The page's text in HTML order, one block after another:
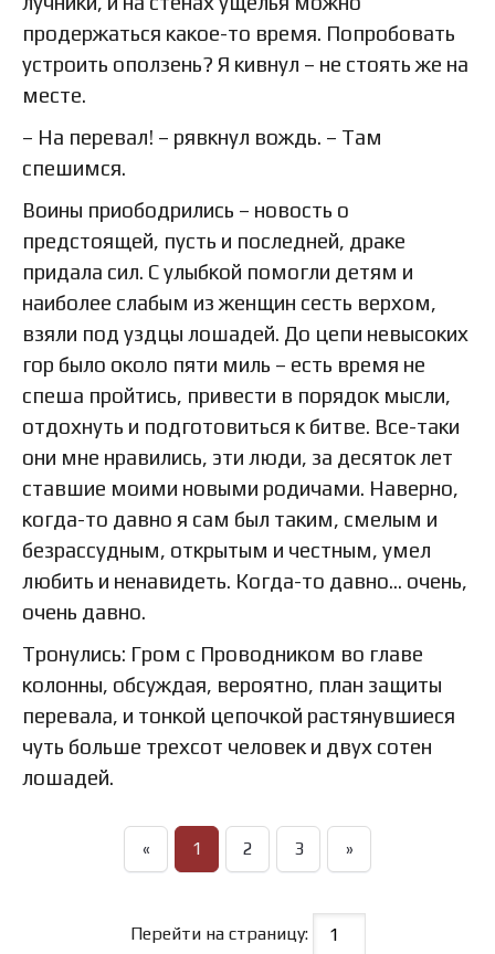
продержаться какое-то время. Попробовать
устроить оползень? Я кивнул – не стоять же на
месте.
– На перевал! – рявкнул вождь. – Там
спешимся.
Воины приободрились – новость о
предстоящей, пусть и последней, драке
придала сил. С улыбкой помогли детям и
наиболее слабым из женщин сесть верхом,
взяли под уздцы лошадей. До цепи невысоких
гор было около пяти миль – есть время не
спеша пройтись, привести в порядок мысли,
отдохнуть и подготовиться к битве. Все-таки
они мне нравились, эти люди, за десяток лет
ставшие моими новыми родичами. Наверно,
когда-то давно я сам был таким, смелым и
безрассудным, открытым и честным, умел
любить и ненавидеть. Когда-то давно… очень,
очень давно.
Тронулись: Гром с Проводником во главе
колонны, обсуждая, вероятно, план защиты
перевала, и тонкой цепочкой растянувшиеся
чуть больше трехсот человек и двух сотен
лошадей.
« 1 2 3 »
Перейти на страницу: